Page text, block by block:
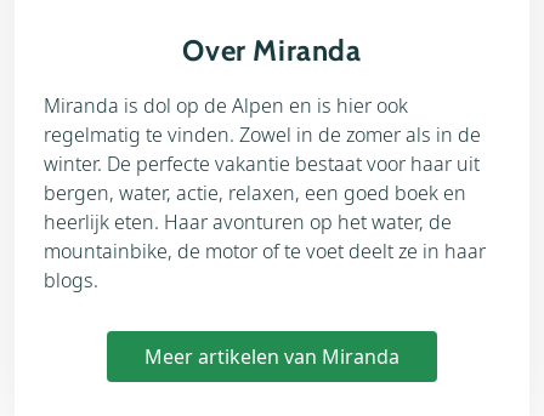
Over Miranda
Miranda is dol op de Alpen en is hier ook
regelmatig te vinden. Zowel in de zomer als in de
winter. De perfecte vakantie bestaat voor haar uit
bergen, water, actie, relaxen, een goed boek en
heerlijk eten. Haar avonturen op het water, de
mountainbike, de motor of te voet deelt ze in haar
blogs.
Meer artikelen van Miranda